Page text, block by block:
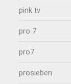
pink tv
pro 7
pro7
prosieben